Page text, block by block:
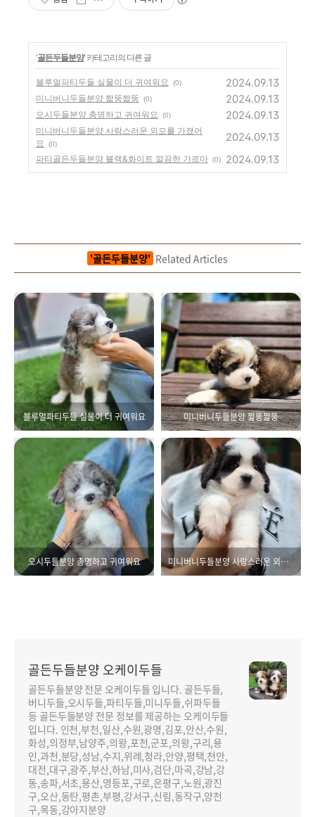
'골든두들분양' 카테고리의 다른 글
블루멀파티두들 실물이 더 귀여워요 (0) 2024.09.13
미니버니두들분양 짧뚱짧뚱 (0) 2024.09.13
오시두들분양 총명하고 귀여워요 (0) 2024.09.13
미니버니두들분양 사랑스러운 외모를 가졌어
요
(0)
2024.09.13
파티골든두들분양 블랙&화이트 깔끔한 가르마 (0) 2024.09.13
'골든두들분양' Related Articles
블루멀파티두들 실물이 더 귀여워요 미니버니두들분양 짧뚱짧뚱
오시두들분양 총명하고 귀여워요 미니버니두들분양 사랑스러운 외모를 가졌어요
골든두들분양 오케이두들
골든두들분양 전문 오케이두들 입니다. 골든두들,
버니두들,오시두들,파티두들,미니두들,쉬파두들
등 골든두들분양 전문 정보를 제공하는 오케이두들
입니다. 인천,부천,일산,수원,광명,김포,안산,수원,
화성,의정부,남양주,의왕,포천,군포,의왕,구리,용
인,과천,분당,성남,수지,위례,청라,안양,평택,천안,
대전,대구,광주,부산,하남,미사,검단,마곡,강남,강
동,송파,서초,용산,영등포,구로,은평구,노원,광진
구,오산,동탄,평촌,부평,강서구,신림,동작구,양천
구,목동,강아지분양